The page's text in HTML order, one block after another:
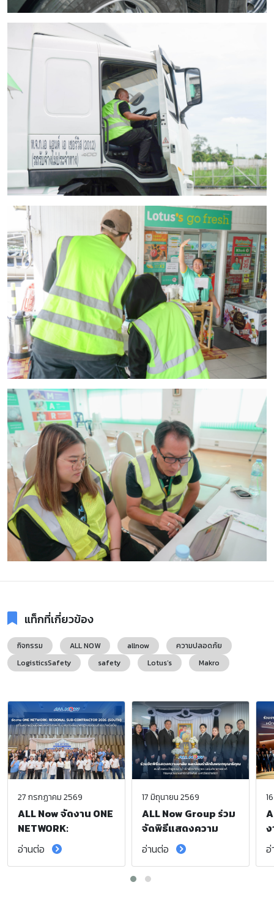
แท็กที่เกี่ยวข้อง
กิจกรรม ALL NOW allnow
ความปลอดภัย
LogisticsSafety
safety Lotus’s Makro
27 กรกฏาคม 2569
ALL Now จัดงาน ONE
NETWORK:
Regional Sub-
Contractor 2026
อ่านต่อ
17 มิถุนายน 2569
ALL Now Group ร่วม
จัดพิธีแสดงความ
อาลัย และน้อมรำลึก
ในพระกรุณาธิคุณ
สมเด็จพระเจ้าลูกเธอ
เจ้าฟ้าพัชรกิติยาภา
อ่านต่อ